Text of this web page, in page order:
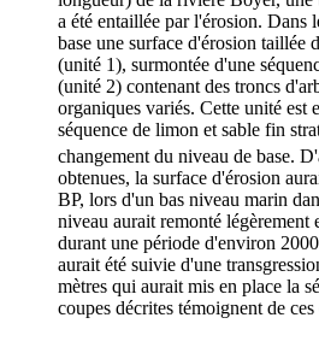
a été entaillée par l'érosion. Dans
base une surface d'érosion taillée
(unité 1), surmontée d'une
(unité 2) contenant des troncs
organiques variés. Cette unité est
séquence de limon et sable fin
changement du niveau de base.
obtenues, la surface d'érosion
BP, lors d'un bas niveau marin
niveau aurait remonté
durant une période d'environ
aurait été suivie d'une
mètres qui aurait mis en place la
coupes décrites témoignent de